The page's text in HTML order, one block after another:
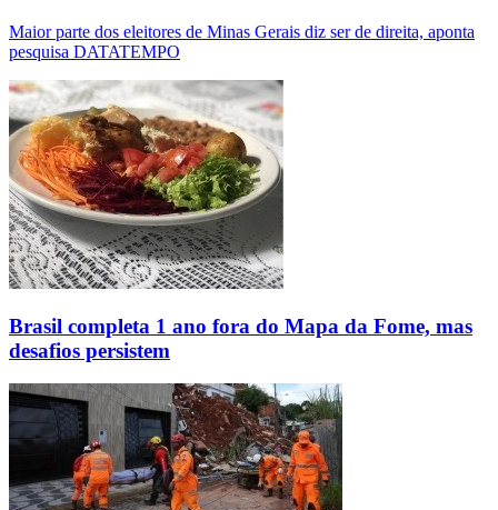
Maior parte dos eleitores de Minas Gerais diz ser de direita, aponta
pesquisa DATATEMPO
Brasil completa 1 ano fora do Mapa da Fome, mas
desafios persistem